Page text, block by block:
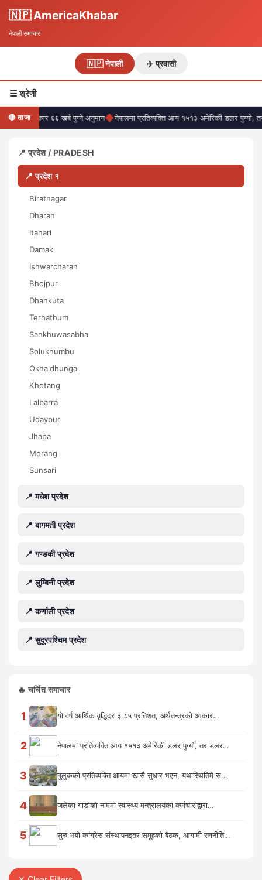
🇳🇵 AmericaKhabar
नेपाली समाचार
🇳🇵 नेपाली ✈️ प्रवासी
☰ श्रेणी
🔴 ताजा
आकार ६६ खर्ब पुग्ने अनुमान ◆नेपालमा प्रतिव्यक्ति आय १५१३ अमेरिकी डलर पुग्यो, तर
📍 प्रदेश / PRADESH
📍 प्रदेश १
Biratnagar
Dharan
Itahari
Damak
Ishwarcharan
Bhojpur
Dhankuta
Terhathum
Sankhuwasabha
Solukhumbu
Okhaldhunga
Khotang
Lalbarra
Udaypur
Jhapa
Morang
Sunsari
📍 मधेश प्रदेश
📍 बागमती प्रदेश
📍 गण्डकी प्रदेश
📍 लुम्बिनी प्रदेश
📍 कर्णाली प्रदेश
📍 सुदूरपश्चिम प्रदेश
🔥 चर्चित समाचार
1 यो वर्ष आर्थिक वृद्धिदर ३.८५ प्रतिशत, अर्थतन्त्रको आकार…
2 नेपालमा प्रतिव्यक्ति आय १५१३ अमेरिकी डलर पुग्यो, तर डलर…
3 मुलुकको प्रतिव्यक्ति आयमा खासै सुधार भएन, यथास्थितिमै स…
4 जलेका गाडीको नाममा स्वास्थ्य मन्त्रालयका कर्मचारीद्वारा…
5 सुरु भयो कांग्रेस संस्थापनइतर समूहको बैठक, आगामी रणनीति…